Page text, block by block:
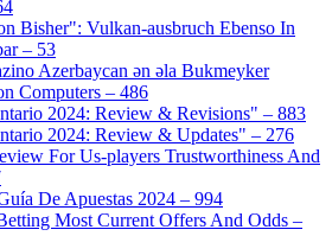
Bisher": Vulkan-ausbruch Ebenso In
– 53
Azerbaycan ən əla Bukmeyker
Computers – 486
2024: Review & Revisions" – 883
2024: Review & Updates" – 276
For Us-players Trustworthiness And
De Apuestas 2024 – 994
Most Current Offers And Odds –